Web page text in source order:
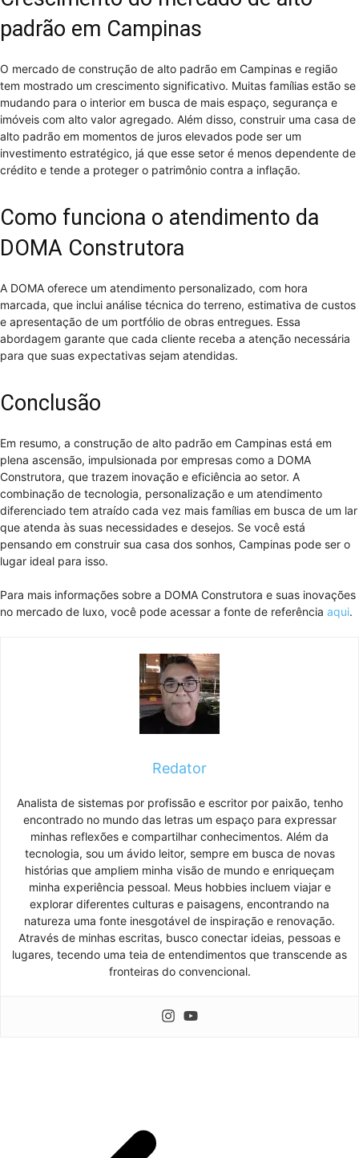
padrão em Campinas
O mercado de construção de alto padrão em Campinas e região
tem mostrado um crescimento significativo. Muitas famílias estão se
mudando para o interior em busca de mais espaço, segurança e
imóveis com alto valor agregado. Além disso, construir uma casa de
alto padrão em momentos de juros elevados pode ser um
investimento estratégico, já que esse setor é menos dependente de
crédito e tende a proteger o patrimônio contra a inflação.
Como funciona o atendimento da
DOMA Construtora
A DOMA oferece um atendimento personalizado, com hora
marcada, que inclui análise técnica do terreno, estimativa de custos
e apresentação de um portfólio de obras entregues. Essa
abordagem garante que cada cliente receba a atenção necessária
para que suas expectativas sejam atendidas.
Conclusão
Em resumo, a construção de alto padrão em Campinas está em
plena ascensão, impulsionada por empresas como a DOMA
Construtora, que trazem inovação e eficiência ao setor. A
combinação de tecnologia, personalização e um atendimento
diferenciado tem atraído cada vez mais famílias em busca de um lar
que atenda às suas necessidades e desejos. Se você está
pensando em construir sua casa dos sonhos, Campinas pode ser o
lugar ideal para isso.
Para mais informações sobre a DOMA Construtora e suas inovações
no mercado de luxo, você pode acessar a fonte de referência aqui.
Redator
Analista de sistemas por profissão e escritor por paixão, tenho
encontrado no mundo das letras um espaço para expressar
minhas reflexões e compartilhar conhecimentos. Além da
tecnologia, sou um ávido leitor, sempre em busca de novas
histórias que ampliem minha visão de mundo e enriqueçam
minha experiência pessoal. Meus hobbies incluem viajar e
explorar diferentes culturas e paisagens, encontrando na
natureza uma fonte inesgotável de inspiração e renovação.
Através de minhas escritas, busco conectar ideias, pessoas e
lugares, tecendo uma teia de entendimentos que transcende as
fronteiras do convencional.